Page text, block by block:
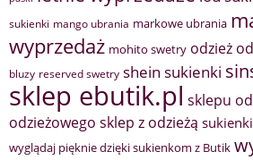
sukienki mango ubrania markowe ubrania
wyprzedaż mohito swetry odzież
bluzy reserved swetry shein sukienki
sklep ebutik.pl sklepu
odzieżowego sklep z odzieżą
wyglądaj pięknie dzięki sukienkom z Butik